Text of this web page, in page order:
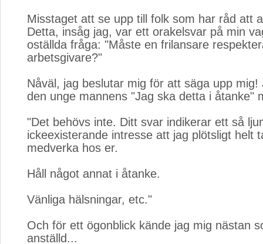
Misstaget att se upp till folk som har råd att
Detta, insåg jag, var ett orakelsvar på min
oställda fråga: "Måste en frilansare
arbetsgivare?"
Nåväl, jag beslutar mig för att säga upp mig!
den unge mannens "Jag ska detta i åtanke"
"Det behövs inte. Ditt svar indikerar ett så
ickeexisterande intresse att jag plötsligt helt
medverka hos er.
Håll något annat i åtanke.
Vänliga hälsningar, etc."
Och för ett ögonblick kände jag mig nästan
anställd...